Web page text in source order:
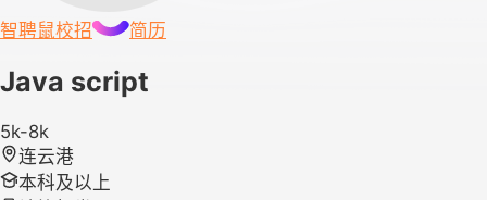
智聘鼠校招 简历
Java script
5k-8k
连云港
本科及以上